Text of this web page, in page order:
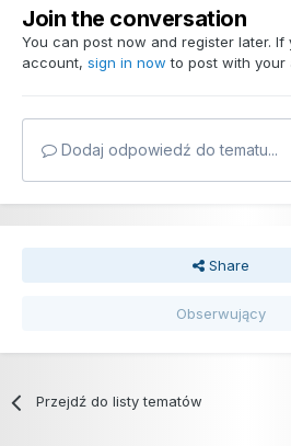
Join the conversation
You can post now and register later. If
account, sign in now to post with your
Dodaj odpowiedź do tematu...
Share
Obserwujący
Przejdź do listy tematów